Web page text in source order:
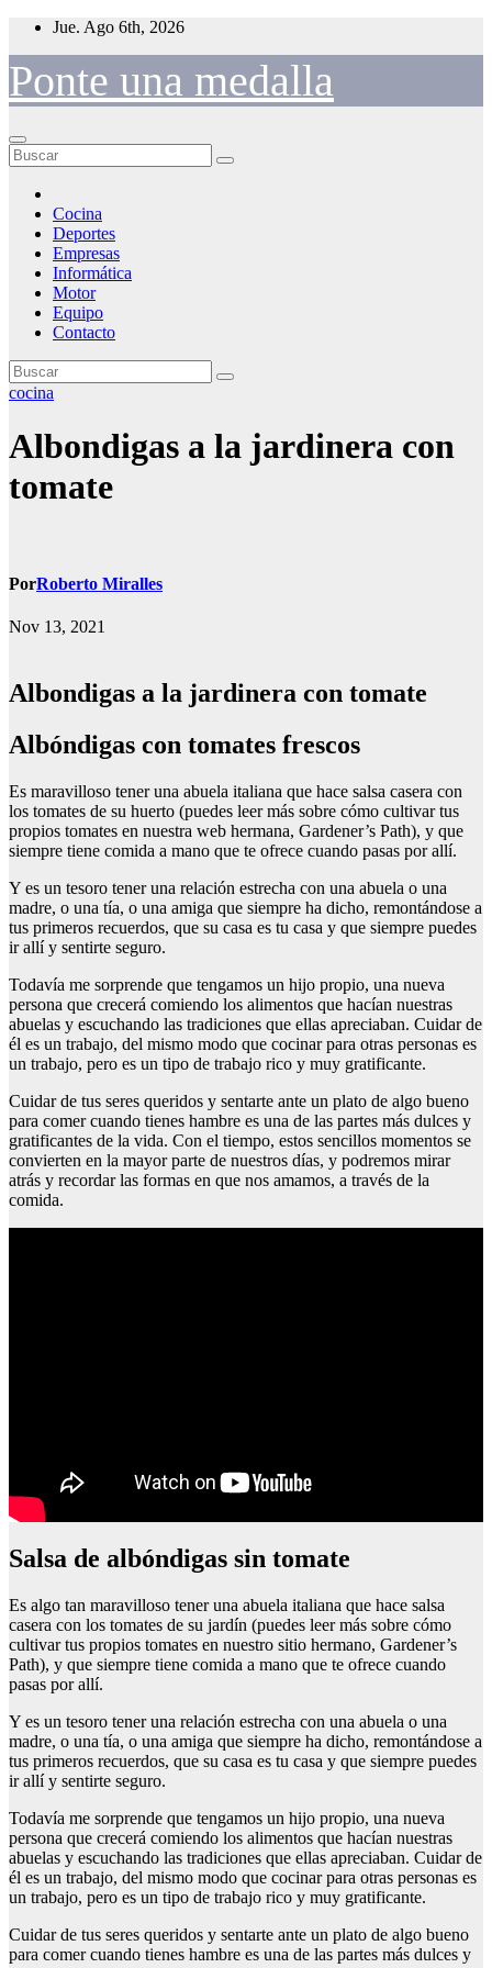
Saltar
contenido
Jue. Ago 6th, 2026
Ponte una medalla
Cocina
Deportes
Empresas
Informática
Motor
Equipo
Contacto
cocina
Albondigas a la jardinera con
tomate
PorRoberto Miralles
Nov 13, 2021
Albondigas a la jardinera con tomate
Albóndigas con tomates frescos
Es maravilloso tener una abuela italiana que hace salsa casera con
los tomates de su huerto (puedes leer más sobre cómo cultivar tus
propios tomates en nuestra web hermana, Gardener’s Path), y que
siempre tiene comida a mano que te ofrece cuando pasas por allí.
Y es un tesoro tener una relación estrecha con una abuela o una
madre, o una tía, o una amiga que siempre ha dicho, remontándose a
tus primeros recuerdos, que su casa es tu casa y que siempre puedes
ir allí y sentirte seguro.
Todavía me sorprende que tengamos un hijo propio, una nueva
persona que crecerá comiendo los alimentos que hacían nuestras
abuelas y escuchando las tradiciones que ellas apreciaban. Cuidar de
él es un trabajo, del mismo modo que cocinar para otras personas es
un trabajo, pero es un tipo de trabajo rico y muy gratificante.
Cuidar de tus seres queridos y sentarte ante un plato de algo bueno
para comer cuando tienes hambre es una de las partes más dulces y
gratificantes de la vida. Con el tiempo, estos sencillos momentos se
convierten en la mayor parte de nuestros días, y podremos mirar
atrás y recordar las formas en que nos amamos, a través de la
comida.
Salsa de albóndigas sin tomate
Es algo tan maravilloso tener una abuela italiana que hace salsa
casera con los tomates de su jardín (puedes leer más sobre cómo
cultivar tus propios tomates en nuestro sitio hermano, Gardener’s
Path), y que siempre tiene comida a mano que te ofrece cuando
pasas por allí.
Y es un tesoro tener una relación estrecha con una abuela o una
madre, o una tía, o una amiga que siempre ha dicho, remontándose a
tus primeros recuerdos, que su casa es tu casa y que siempre puedes
ir allí y sentirte seguro.
Todavía me sorprende que tengamos un hijo propio, una nueva
persona que crecerá comiendo los alimentos que hacían nuestras
abuelas y escuchando las tradiciones que ellas apreciaban. Cuidar de
él es un trabajo, del mismo modo que cocinar para otras personas es
un trabajo, pero es un tipo de trabajo rico y muy gratificante.
Cuidar de tus seres queridos y sentarte ante un plato de algo bueno
para comer cuando tienes hambre es una de las partes más dulces y